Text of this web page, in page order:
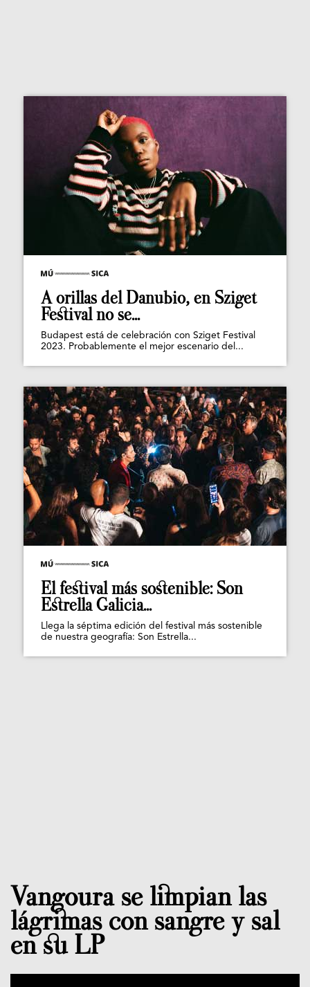
A orillas del Danubio, en Sziget
Festival no se...
Budapest está de celebración con Sziget Festival
2023. Probablemente el mejor escenario del...
El festival más sostenible: Son
Estrella Galicia...
Llega la séptima edición del festival más sostenible
de nuestra geografía: Son Estrella...
Vangoura se limpian las
lágrimas con sangre y sal
en su LP